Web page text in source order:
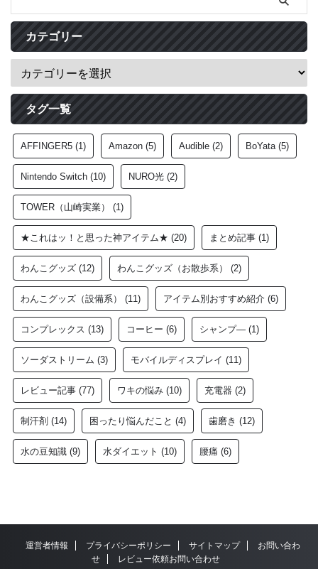
カテゴリー
タグ一覧
AFFINGER5 (1) Amazon (5) Audible (2) BoYata(5)
Nintendo Switch (10) NURO光 (2)
TOWER（山崎実業） (1)
★これはッ！と思った神アイテム★ (20) まとめ記事 (1)
わんこグッズ (12) わんこグッズ（お散歩系） (2)
わんこグッズ（設備系） (11) アイテム別おすすめ紹介 (6)
コンプレックス (13) コーヒー (6) シャンプ― (1)
ソーダストリーム (3) モバイルディスプレイ (11)
レビュー記事 (77) ワキの悩み (10) 充電器 (2)
制汗剤 (14) 困ったり悩んだこと (4) 歯磨き (12)
水の豆知識 (9) 水ダイエット (10) 腰痛 (6)
運営者情報 プライバシーポリシー サイトマップ
お問い合わ
せ
レビュー依頼お問い合わせ